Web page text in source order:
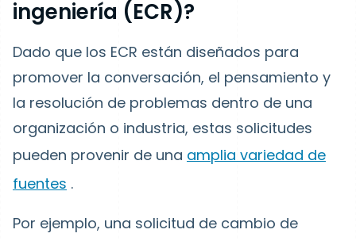
ingeniería (ECR)?
Dado que los ECR están diseñados para
promover la conversación, el pensamiento y
la resolución de problemas dentro de una
organización o industria, estas solicitudes
pueden provenir de una amplia variedad de
fuentes .
Por ejemplo, una solicitud de cambio de